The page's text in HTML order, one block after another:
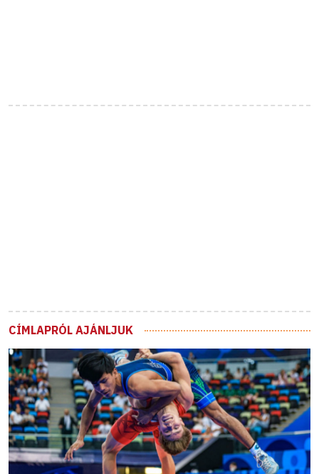
CÍMLAPRÓL AJÁNLJUK